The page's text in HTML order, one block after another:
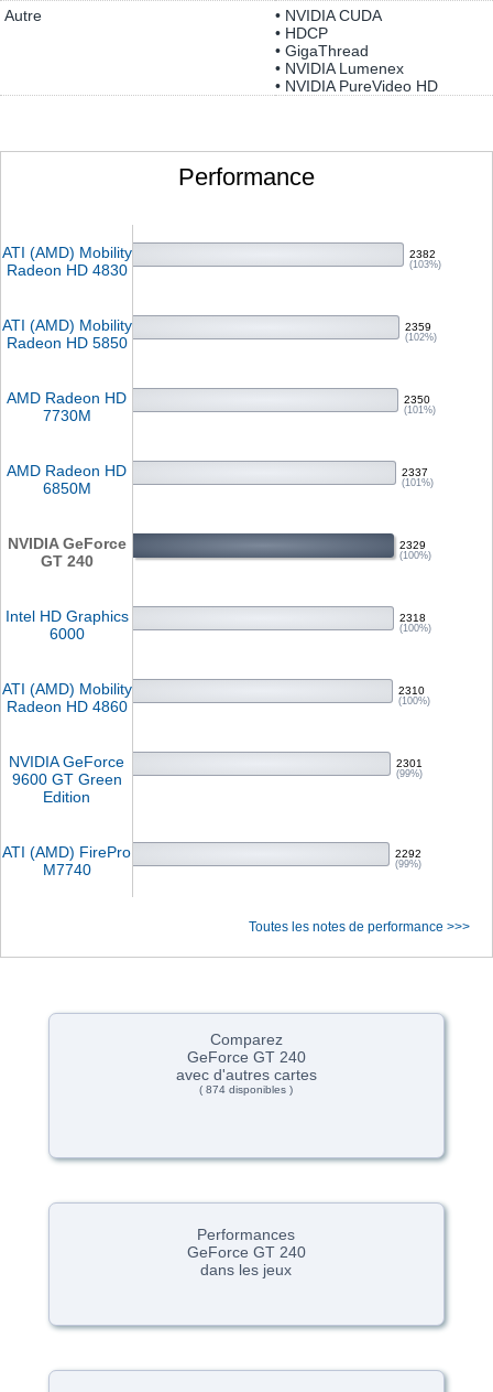
Autre
• NVIDIA CUDA
• HDCP
• GigaThread
• NVIDIA Lumenex
• NVIDIA PureVideo HD
Performance
ATI (AMD) Mobility
Radeon HD 4830
2382
(103%)
ATI (AMD) Mobility
Radeon HD 5850
2359
(102%)
AMD Radeon HD
7730M
2350
(101%)
AMD Radeon HD
6850M
2337
(101%)
NVIDIA GeForce
GT 240
2329
(100%)
Intel HD Graphics
6000
2318
(100%)
ATI (AMD) Mobility
Radeon HD 4860
2310
(100%)
NVIDIA GeForce
9600 GT Green
Edition
2301
(99%)
ATI (AMD) FirePro
M7740
2292
(99%)
Toutes les notes de performance >>>
Comparez
GeForce GT 240
avec d'autres cartes
( 874 disponibles )
Performances
GeForce GT 240
dans les jeux